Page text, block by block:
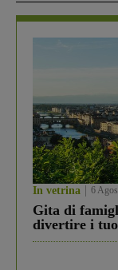
In vetrina 6
Gita di
divertire i